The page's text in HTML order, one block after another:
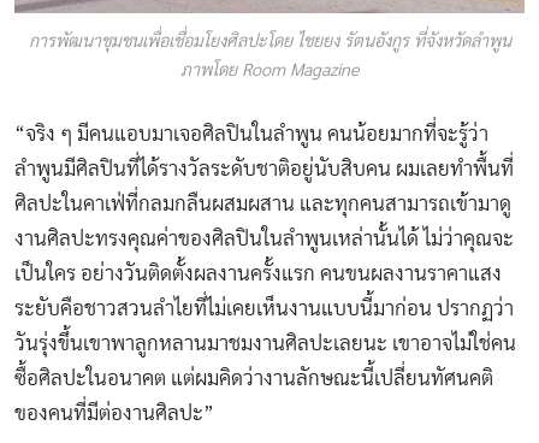
การพัฒนาชุมชนเพื่อเชื่อมโยงศิลปะโดย ไชยยง รัตนอังกูร ที่จังหวัดลำพูน
ภาพโดย Room Magazine
“จริง ๆ มีคนแอบมาเจอศิลปินในลำพูน คนน้อยมากที่จะรู้ว่า
ลำพูนมีศิลปินที่ได้รางวัลระดับชาติอยู่นับสิบคน ผมเลยทำพื้นที่
ศิลปะในคาเฟ่ที่กลมกลืนผสมผสาน และทุกคนสามารถเข้ามาดู
งานศิลปะทรงคุณค่าของศิลปินในลำพูนเหล่านั้นได้ ไม่ว่าคุณจะ
เป็นใคร อย่างวันติดตั้งผลงานครั้งแรก คนขนผลงานราคาแสง
ระยับคือชาวสวนลำไยที่ไม่เคยเห็นงานแบบนี้มาก่อน ปรากฏว่า
วันรุ่งขึ้นเขาพาลูกหลานมาชมงานศิลปะเลยนะ เขาอาจไม่ใช่คน
ซื้อศิลปะในอนาคต แต่ผมคิดว่างานลักษณะนี้เปลี่ยนทัศนคติ
ของคนที่มีต่องานศิลปะ”